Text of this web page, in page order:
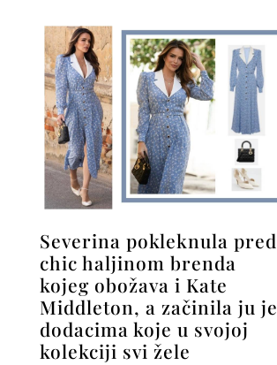
Severina pokleknula pred
chic haljinom brenda
kojeg obožava i Kate
Middleton, a začinila ju je
dodacima koje u svojoj
kolekciji svi žele